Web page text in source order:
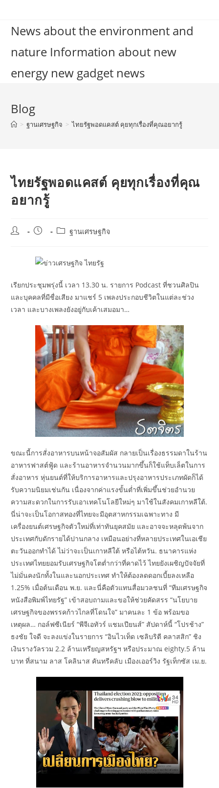
contentNews about the environment and
nature Information about new
energy new gadget news
Blog
> ฐานเศรษฐกิจ > ไทยรัฐพอดแคสต์ คุยทุกเรื่องที่คุณอยากรู้
ไทยรัฐพอดแคสต์ คุยทุกเรื่องที่คุณ
อยากรู้
Post
Post
Postฐานเศรษฐกิจ
เรียกประชุมพรุ่งนี้ เวลา 13.30 น. รายการ Podcast ที่ชวนศิลปิน
และบุคคลที่มีชื่อเสียง มาแชร์ 5 เพลงประกอบชีวิตในแต่ละช่วง
เวลา และบางเพลงยังอยู่กับเค้าเสมอมา…
ขณะนี้การสั่งอาหารบนหน้าจอสัมผัส กลายเป็นเรื่องธรรมดาในร้าน
อาหารฟาสต์ฟู้ด และร้านอาหารจำนวนมากขึ้นก็ใช้แท็บเล็ตในการ
สั่งอาหาร หุ่นยนต์ที่ให้บริการอาหารและปรุงอาหารประเภทผัดก็ได้
รับความนิยมเช่นกัน เนื่องจากค่าแรงขั้นต่ำที่เพิ่มขึ้นช่วยอำนวย
ความสะดวกในการรับเอาเทคโนโลยีใหม่ๆ มาใช้ในสังคมเกาหลีใต้.
นี่น่าจะเป็นโอกาสทองที่ไทยจะมีอุตสาหกรรมเฉพาะทาง มี
เครื่องยนต์เศรษฐกิจตัวใหม่ที่เท่าทันยุคสมัย และอาจจะหลุดพ้นจาก
ประเทศกับดักรายได้ปานกลาง เหมือนอย่างที่หลายประเทศในเอเชีย
ตะวันออกทำได้ ไม่ว่าจะเป็นเกาหลีใต้ หรือไต้หวัน. ธนาคารแห่ง
ประเทศไทยยอมรับเศรษฐกิจโตต่ำกว่าที่คาดไว้ ไทยยังเผชิญปัจจัยที่
ไม่มั่นคงนักทั้งในและนอกประเทศ ทำให้ต้องลดดอกเบี้ยลงเหลือ
1.25% เมื่อต้นเดือน พ.ย. และนี่คือตัวแทนสื่อมวลชนที่ “ทีมเศรษฐกิจ
หนังสือพิมพ์ไทยรัฐ” เข้าสอบถามและขอให้ช่วยคัดสรร “นโยบาย
เศรษฐกิจของพรรคก้าวไกลที่โดนใจ” มาคนละ 1 ข้อ พร้อมขอ
เหตุผล… กอล์ฟซีเนียร์ “พีจีเอทัวร์ แชมเปียนส์” สัปดาห์นี้ “โปรช้าง”
ธงชัย ใจดี จะลงแข่งในรายการ “อินไวเท็ด เซลิบริตี คลาสสิก” ชิง
เงินรางวัลรวม 2.2 ล้านเหรียญสหรัฐฯ หรือประมาณ eighty.5 ล้าน
บาท ที่สนาม ลาส โคลินาส คันทรีคลับ เมืองเออร์วิง รัฐเท็กซัส เม.ย.